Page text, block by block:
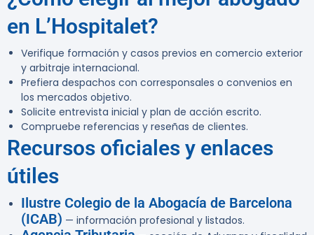
en L’Hospitalet?
Verifique formación y casos previos en comercio exterior
y arbitraje internacional.
Prefiera despachos con corresponsales o convenios en
los mercados objetivo.
Solicite entrevista inicial y plan de acción escrito.
Compruebe referencias y reseñas de clientes.
Recursos oficiales y enlaces
útiles
Ilustre Colegio de la Abogacía de Barcelona
(ICAB) — información profesional y listados.